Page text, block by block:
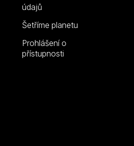
údajů
Šetříme planetu
Prohlášení o
přístupnosti